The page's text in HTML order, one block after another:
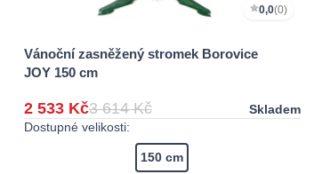
0,0(0)
Vánoční zasněžený stromek Borovice
JOY 150 cm
2 533 Kč3 614 Kč
Skladem
Dostupné velikosti:
150 cm